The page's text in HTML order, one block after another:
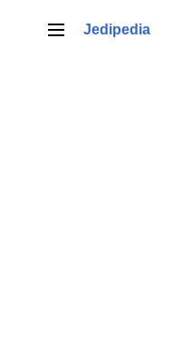
springenHauptmenü
Jedipedia